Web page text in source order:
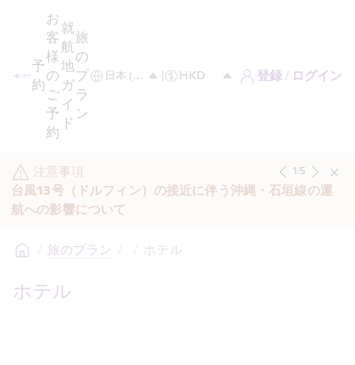
予
約
お
客
様
の
ご
予
約
就
航
地
ガ
イ
ド
旅
の
プ
ラ
ン
登録 / ログイン
注意事項
台風13号（ドルフィン）の接近に伴う沖縄・石垣線の運
航への影響について
1/5
/ 旅のプラン / / ホテル
ホテル